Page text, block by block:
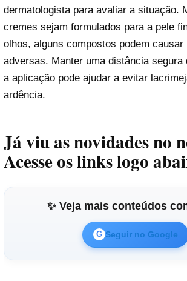
dermatologista para avaliar a situação.
cremes sejam formulados para a pele
olhos, alguns compostos podem causar
adversas. Manter uma distância segura
a aplicação pode ajudar a evitar
ardência.
Já viu as novidades no
Acesse os links logo
✨ Veja mais conteúdos
G Seguir no Google